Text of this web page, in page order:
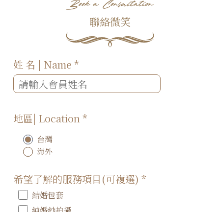
聯絡微笑
姓 名 | Name*
地區| Location*
台灣
海外
希望了解的服務項目(可複選)*
結婚包套